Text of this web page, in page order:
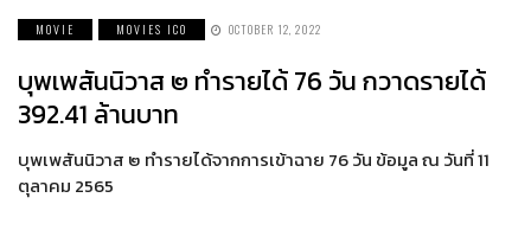
MOVIE MOVIES ICO OCTOBER 12, 2022
บุพเพสันนิวาส ๒ ทำรายได้ 76 วัน กวาดรายได้
392.41 ล้านบาท
บุพเพสันนิวาส ๒ ทำรายได้จากการเข้าฉาย 76 วัน ข้อมูล ณ วันที่ 11
ตุลาคม 2565